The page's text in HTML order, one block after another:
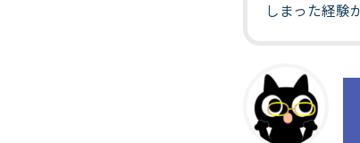
しまった経験